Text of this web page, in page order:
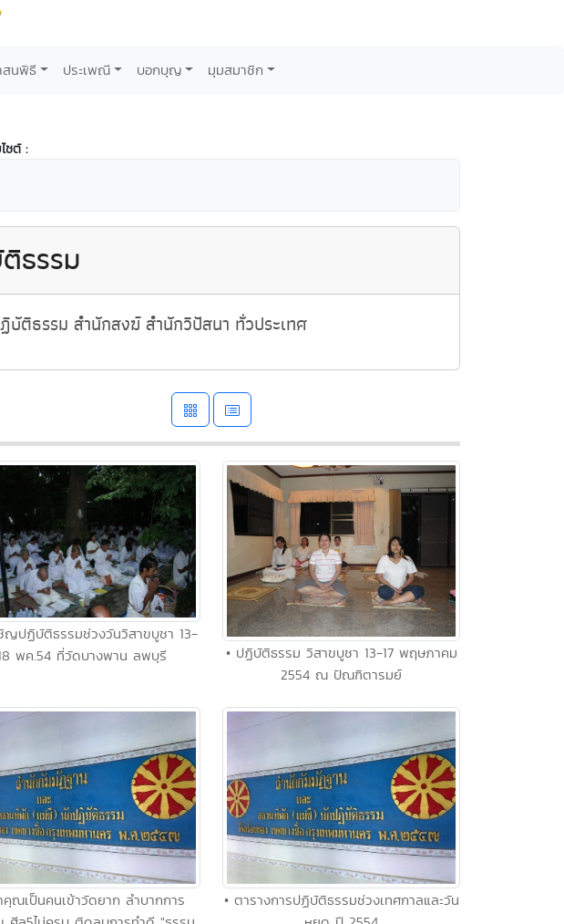
สนพิธี ประเพณี บอกบุญ มุมสมาชิก
ซต์ :
ธรรม
ติธรรม สำนักสงฆ์ สำนักวิปัสนา ทั่วประเทศ
ญปฏิบัติธรรมช่วงวันวิสาขบูชา 13-
พค.54 ที่วัดบางพาน ลพบุรี
• ปฏิบัติธรรม วิสาขบูชา 13-17 พฤษภาคม
2554 ณ ปัณฑิตารมย์
คุณเป็นคนเข้าวัดยาก ลำบากการ
• ตารางการปฏิบัติธรรมช่วงเทศกาลและวัน